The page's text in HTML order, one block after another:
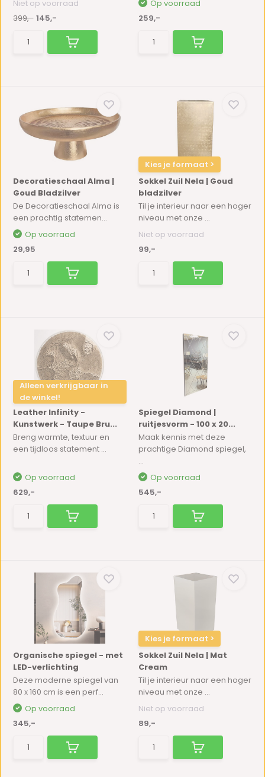
Niet op voorraad
399,- 145,-
Op voorraad
259,-
Decoratieschaal Alma |
Goud Bladzilver
De Decoratieschaal Alma is
een prachtig statemen...
Op voorraad
29,95
Kies je formaat >
Sokkel Zuil Nela | Goud
bladzilver
Til je interieur naar een hoger
niveau met onze ...
Niet op voorraad
99,-
Alleen verkrijgbaar in
de winkel!
Leather Infinity -
Kunstwerk - Taupe Bru...
Breng warmte, textuur en
een tijdloos statement ...
Op voorraad
629,-
Spiegel Diamond |
ruitjesvorm - 100 x 20...
Maak kennis met deze
prachtige Diamond spiegel,
...
Op voorraad
545,-
Organische spiegel - met
LED-verlichting
Deze moderne spiegel van
80 x 160 cm is een perf...
Op voorraad
345,-
Kies je formaat >
Sokkel Zuil Nela | Mat
Cream
Til je interieur naar een hoger
niveau met onze ...
Niet op voorraad
89,-